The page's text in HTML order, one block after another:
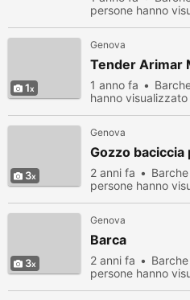
persone hanno
1
Genova
Tender Arimar
1 anno fa
hanno visualizzato
3
Genova
Gozzo baciccia
2 anni fa
persone hanno
3
Genova
Barca
2 anni fa
persone hanno